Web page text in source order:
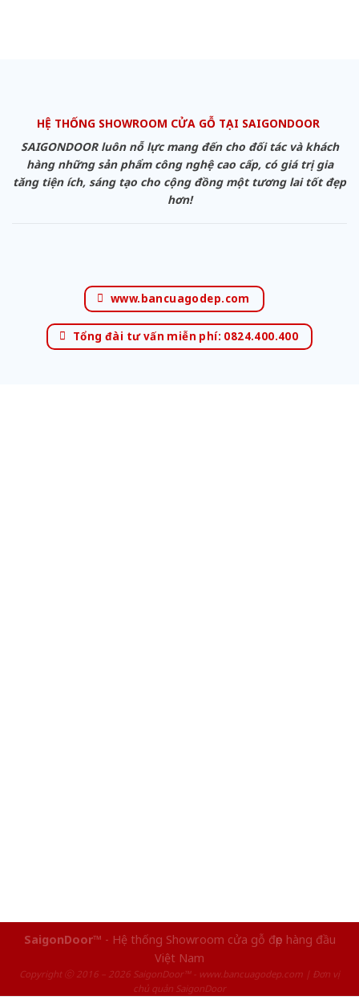
HỆ THỐNG SHOWROOM CỬA GỖ TẠI SAIGONDOOR
SAIGONDOOR luôn nỗ lực mang đến cho đối tác và khách
hàng những sản phẩm công nghệ cao cấp, có giá trị gia
tăng tiện ích, sáng tạo cho cộng đồng một tương lai tốt đẹp
hơn!
www.bancuagodep.com
Tổng đài tư vấn miễn phí: 0824.400.400
SaigonDoor™ - Hệ thống Showroom cửa gỗ đẹp hàng đầu
Việt Nam
Copyright ⓒ 2016 – 2026 SaigonDoor™ - www.bancuagodep.com | Đơn vị
chủ quản SaigonDoor